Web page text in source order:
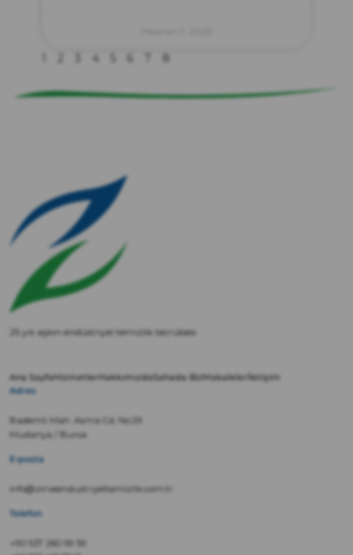
4
25 yılı aşkın endüstriyel temizlik tecrübesi
Ana SayfaHizmetlerHakkımızdaSahada BizMakaleler İletişim
Adres
Bademli Mah. Asma Cd. No:29
Mudanya / Bursa
E-posta
info@zirveendustriyeltemizlik.com.tr
Telefon
+90 537 260 59 59